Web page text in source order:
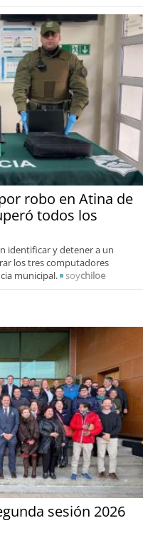
robo en Atina de
todos los
identificar y detener a un
los tres computadores
municipal.
soychiloe
sesión 2026